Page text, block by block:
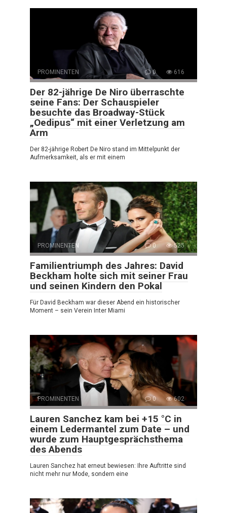
PROMINENTEN 0 616
Der 82-jährige De Niro überraschte
seine Fans: Der Schauspieler
besuchte das Broadway-Stück
„Oedipus“ mit einer Verletzung am
Arm
Der 82-jährige Robert De Niro stand im Mittelpunkt der
Aufmerksamkeit, als er mit einem
PROMINENTEN 0 525
Familientriumph des Jahres: David
Beckham holte sich mit seiner Frau
und seinen Kindern den Pokal
Für David Beckham war dieser Abend ein historischer
Moment – sein Verein Inter Miami
PROMINENTEN 0 602
Lauren Sanchez kam bei +15 °C in
einem Ledermantel zum Date – und
wurde zum Hauptgesprächsthema
des Abends
Lauren Sanchez hat erneut bewiesen: Ihre Auftritte sind
nicht mehr nur Mode, sondern eine